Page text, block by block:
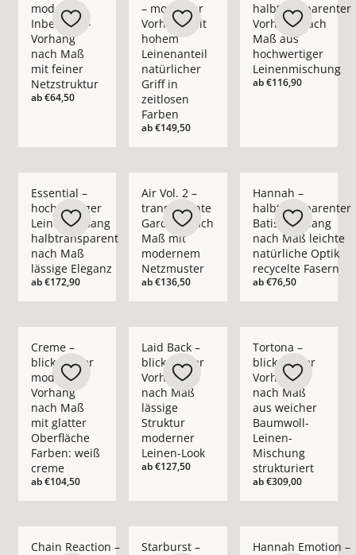
moderner
Inbetween-
Vorhang
nach Maß
mit feiner
Netzstruktur
ab€64,50
– moderner
Vorhang mit
hohem
Leinenanteil
natürlicher
Griff in
zeitlosen
Farben
ab€149,50
halbtransparenter
Vorhang nach
Maß aus
hochwertiger
Leinenmischung
ab€116,90
Essential –
hochwertiger
Leinenvorhang
halbtransparent
nach Maß
lässige Eleganz
ab€172,90
Air Vol. 2 –
transparente
Gardine nach
Maß mit
modernem
Netzmuster
ab€136,50
Hannah –
halbtransparenter
Batist-Vorhang
nach Maß leichte
natürliche Optik
recycelte Fasern
ab€76,50
Creme –
blickdichter
moderner
Vorhang
nach Maß
mit glatter
Oberfläche
Farben: weiß
creme
ab€104,50
Laid Back –
blickdichter
Vorhang
nach Maß
lässige
Struktur
moderner
Leinen-Look
ab€127,50
Tortona –
blickdichter
Vorhang
nach Maß
aus weicher
Baumwoll-
Leinen-
Mischung
strukturiert
ab€309,00
Chain Reaction –
Starburst –
Hannah Emotion –